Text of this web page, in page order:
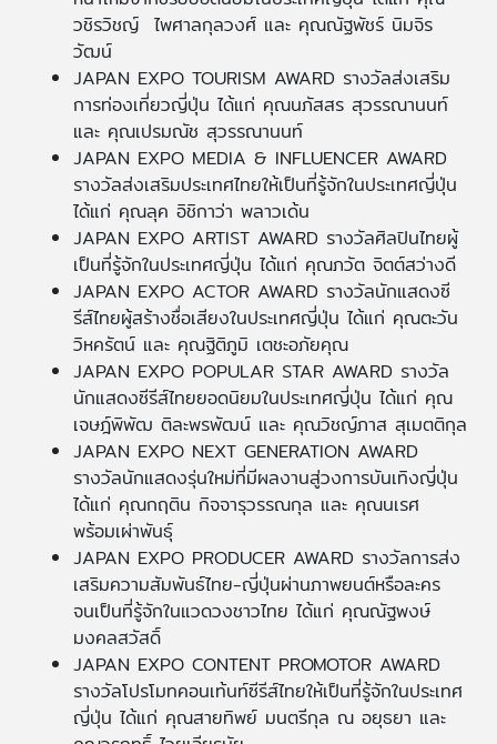
วชิรวิชญ์ ไพศาลกุลวงศ์ และ คุณณัฐพัชร์ นิมจิร
วัฒน์
JAPAN EXPO TOURISM AWARD รางวัลส่งเสริม
การท่องเที่ยวญี่ปุ่น ได้แก่ คุณนภัสสร สุวรรณานนท์
และ คุณเปรมณัช สุวรรณานนท์
JAPAN EXPO MEDIA & INFLUENCER AWARD
รางวัลส่งเสริมประเทศไทยให้เป็นที่รู้จักในประเทศญี่ปุ่น
ได้แก่ คุณลุค อิชิกาว่า พลาวเด้น
JAPAN EXPO ARTIST AWARD รางวัลศิลปินไทยผู้
เป็นที่รู้จักในประเทศญี่ปุ่น ได้แก่ คุณภวัต จิตต์สว่างดี
JAPAN EXPO ACTOR AWARD รางวัลนักแสดงซี
รีส์ไทยผู้สร้างชื่อเสียงในประเทศญี่ปุ่น ได้แก่ คุณตะวัน
วิหครัตน์ และ คุณฐิติภูมิ เตชะอภัยคุณ
JAPAN EXPO POPULAR STAR AWARD รางวัล
นักแสดงซีรีส์ไทยยอดนิยมในประเทศญี่ปุ่น ได้แก่ คุณ
เจษฎ์พิพัฒ ติละพรพัฒน์ และ คุณวิชญ์ภาส สุเมตติกุล
JAPAN EXPO NEXT GENERATION AWARD
รางวัลนักแสดงรุ่นใหม่ที่มีผลงานสู่วงการบันเทิงญี่ปุ่น
ได้แก่ คุณกฤติน กิจจารุวรรณกุล และ คุณนเรศ
พร้อมเผ่าพันธุ์
JAPAN EXPO PRODUCER AWARD รางวัลการส่ง
เสริมความสัมพันธ์ไทย-ญี่ปุ่นผ่านภาพยนต์หรือละคร
จนเป็นที่รู้จักในแวดวงชาวไทย ได้แก่ คุณณัฐพงษ์
มงคลสวัสดิ์
JAPAN EXPO CONTENT PROMOTOR AWARD
รางวัลโปรโมทคอนเท้นท์ซีรีส์ไทยให้เป็นที่รู้จักในประเทศ
ญี่ปุ่น ได้แก่ คุณสายทิพย์ มนตรีกุล ณ อยุธยา และ